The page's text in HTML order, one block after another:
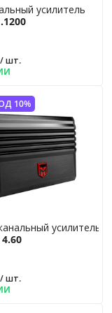
усилитель
шт.
10%
усилитель
шт.